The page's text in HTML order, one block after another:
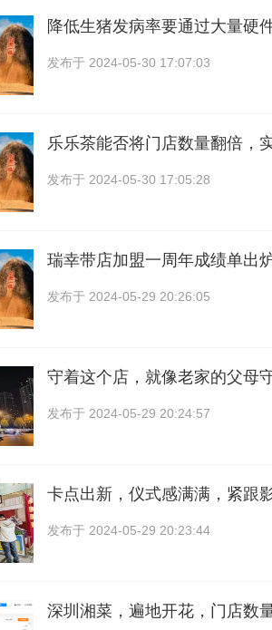
降低生猪发病率要通过大量硬
发布于 2024-05-30 17:07:03
乐乐茶能否将门店数量翻倍，
发布于 2024-05-30 17:05:28
瑞幸带店加盟一周年成绩单出
发布于 2024-05-29 20:26:05
守着这个店，就像老家的父母
发布于 2024-05-29 20:24:57
卡点出新，仪式感满满，紧跟
发布于 2024-05-29 20:23:44
深圳湘菜，遍地开花，门店数